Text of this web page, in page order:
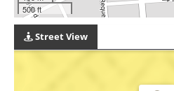
500 ft
Street View